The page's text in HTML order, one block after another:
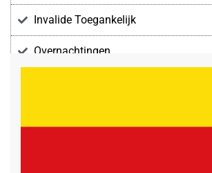
Invalide Toegankelijk
Overnachtingen